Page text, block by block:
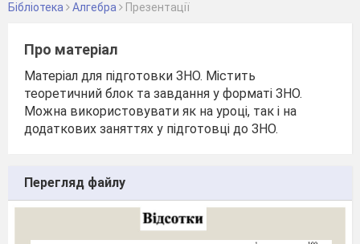
Бібліотека Алгебра Презентації
Про матеріал
Матеріал для підготовки ЗНО. Містить
теоретичний блок та завдання у форматі ЗНО.
Можна використовувати як на уроці, так і на
додаткових заняттях у підготовці до ЗНО.
Перегляд файлу